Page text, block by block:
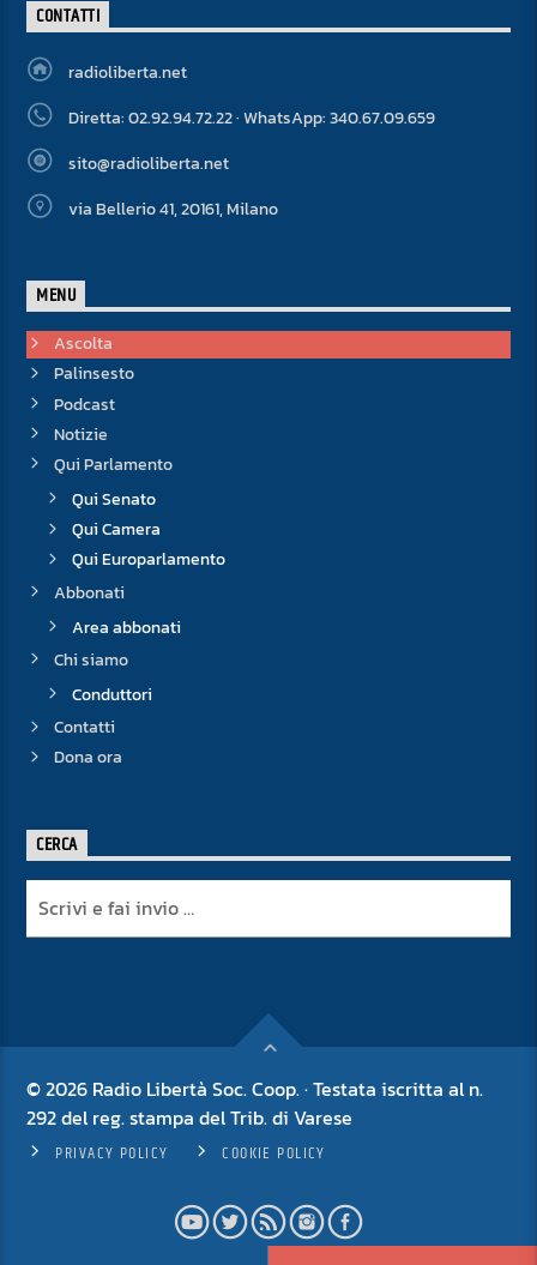
CONTATTI
radioliberta.net
Diretta: 02.92.94.72.22 · WhatsApp: 340.67.09.659
sito@radioliberta.net
via Bellerio 41, 20161, Milano
MENU
Ascolta
Palinsesto
Podcast
Notizie
Qui Parlamento
Qui Senato
Qui Camera
Qui Europarlamento
Abbonati
Area abbonati
Chi siamo
Conduttori
Contatti
Dona ora
CERCA
© 2026 Radio Libertà Soc. Coop. · Testata iscritta al n.
292 del reg. stampa del Trib. di Varese
PRIVACY POLICY COOKIE POLICY